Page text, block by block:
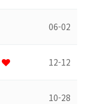
06-02
12-12
10-28